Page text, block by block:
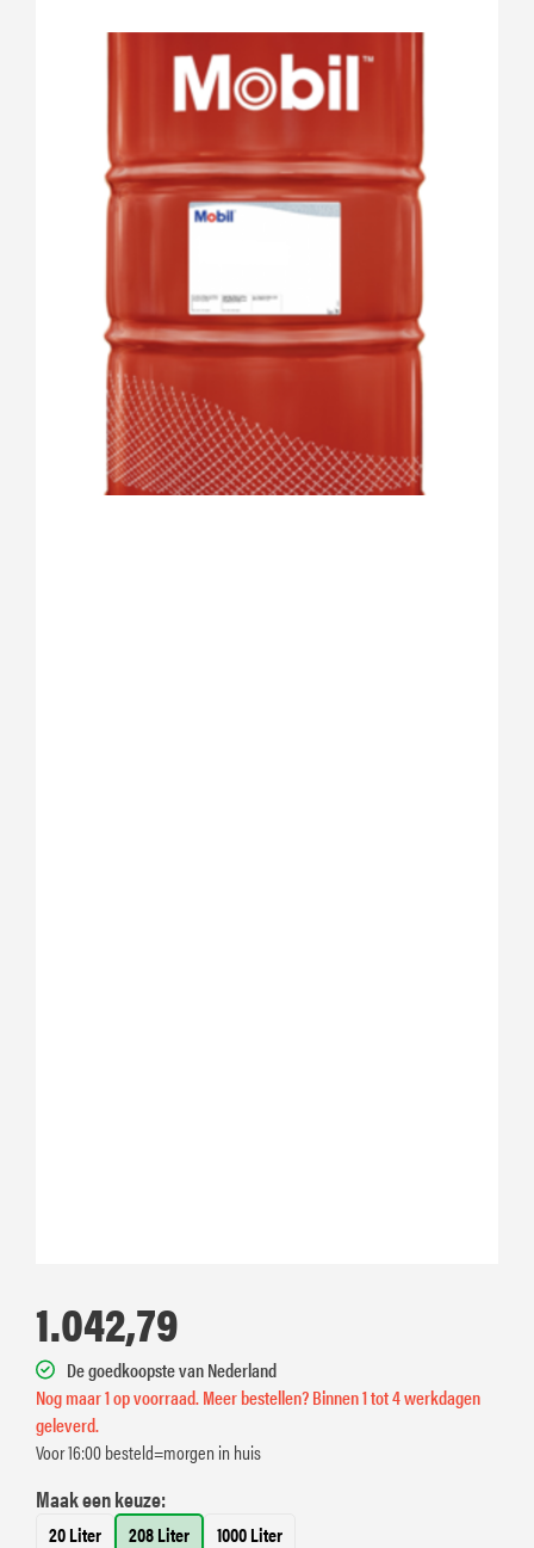
1.042,79
De goedkoopste van Nederland
Nog maar 1 op voorraad. Meer bestellen? Binnen 1 tot 4 werkdagen
geleverd.
Voor 16:00 besteld=morgen in huis
Maak een keuze:
20 Liter 208 Liter 1000 Liter